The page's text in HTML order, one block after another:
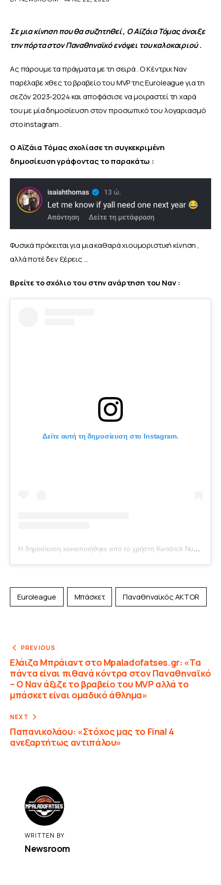
MEET THE TEAM
Σε μια κίνηση που θα συζητηθεί , Ο Αϊζάια Τόμας άνοιξε
την πόρτα στον Παναθηναϊκό ενόψει του καλοκαιριού .
Ας πάρουμε τα πράγματα με τη σειρά . Ο Κέντρικ Ναν
παρέλαβε χθες το βραβείο του MVP της Euroleague για τη
σεζόν 2023-2024 και αποφάσισε να μοιραστεί τη χαρά
του με μία δημοσίευση στον προσωπικό του λογαριασμό
στο instagram .
Ο Αϊζάια Τόμας σχολίασε τη συγκεκριμένη
δημοσίευση γράφοντας το παρακάτω :
Φυσικά πρόκειται για μια καθαρά χιουμοριστική κίνηση ,
αλλά ποτέ δεν ξέρεις …
Βρείτε το σχόλιο του στην ανάρτηση του Ναν :
Δείτε αυτή τη δημοσίευση στο Instagram.
Η δημοσίευση κοινοποιήθηκε από το χρήστη Kendrick Nunn (@nunnbetter_)
Euroleague Μπάσκετ Παναθηναϊκός AKTOR
PREVIOUS
Ελάιζα Μπράιαντ στο Mpaladofatses.gr: «Τα
πάντα είναι πιθανά κόντρα στον Παναθηναϊκό
– Ο Ναν άξιζε το βραβείο του MVP αλλά το
μπάσκετ είναι ομαδικό άθλημα»
NEXT
Παπανικολάου: «Στόχος μας το Final 4
ανεξαρτήτως αντιπάλου»
WRITTEN BY
Newsroom